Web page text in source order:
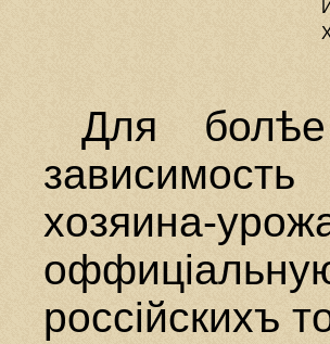
Для
хозяина-
россiйскихъ